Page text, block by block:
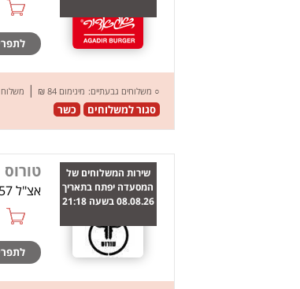
○ משלוחים גבעתיים: מינימום 84 ₪ | משלוח 18
סגור למשלוחים כשר
שירות המשלוחים של
המסעדה יפתח בתאריך
08.08.26 בשעה 21:18
טורוס
אצ"ל 57, תל אביב